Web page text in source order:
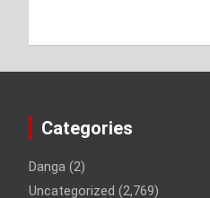
Categories
Danga (2)
Uncategorized (2,769)